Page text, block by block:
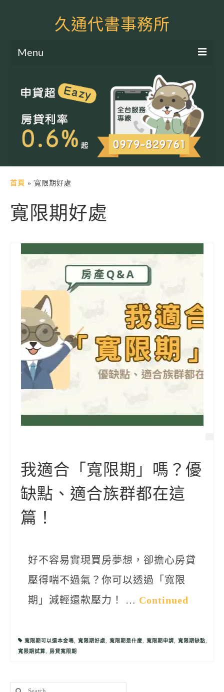
久通代書事務所
Menu
土地二胎申貸
房屋二胎申貸
軍公教貸款
土地貸款
房屋貸款
信用貸款
代書貸款
銀行貸款
其他貸款
申貸Q&A
久通專欄
時事解析
生活理財
首頁 » 寬限期好處
寬限期好處
我適合「寬限期」嗎？優
缺點、適合族群都在這
篇！
好不容易實現買房夢想，卻擔心房貸
壓得喘不過氣？你可以透過「寬限
期」減輕還款壓力！ … Continued
寬限期可以還本金嗎, 寬限期好處, 寬限期是什麼, 寬限期申請, 寬限期缺點,
寬限期試算, 房貸寬限期
Search